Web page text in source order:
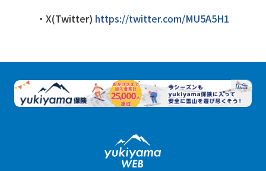
・X(Twitter) https://twitter.com/MU5A5H1